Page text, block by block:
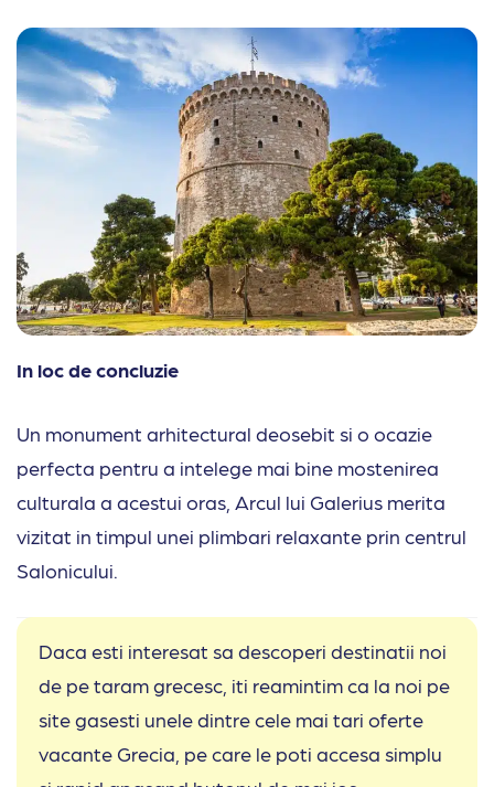
In loc de concluzie
Un monument arhitectural deosebit si o ocazie
perfecta pentru a intelege mai bine mostenirea
culturala a acestui oras, Arcul lui Galerius merita
vizitat in timpul unei plimbari relaxante prin centrul
Salonicului.
Daca esti interesat sa descoperi destinatii noi
de pe taram grecesc, iti reamintim ca la noi pe
site gasesti unele dintre cele mai tari oferte
vacante Grecia, pe care le poti accesa simplu